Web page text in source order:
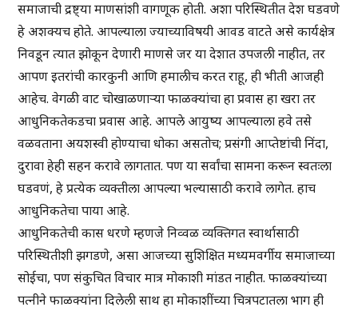
समाजाची द्रष्ट्या माणसांशी वागणूक होती. अशा परिस्थितीत देश घडवणे
हे अशक्यच होते. आपल्याला ज्याच्याविषयी आवड वाटते असे कार्यक्षेत्र
निवडून त्यात झोकून देणारी माणसे जर या देशात उपजली नाहीत, तर
आपण इतरांची कारकुनी आणि हमालीच करत राहू, ही भीती आजही
आहेच. वेगळी वाट चोखाळणाऱ्या फाळक्यांचा हा प्रवास हा खरा तर
आधुनिकतेकडचा प्रवास आहे. आपले आयुष्य आपल्याला हवे तसे
वळवताना अयशस्वी होण्याचा धोका असतोच; प्रसंगी आप्तेष्टांची निंदा,
दुरावा हेही सहन करावे लागतात. पण या सर्वांचा सामना करून स्वतःला
घडवणं, हे प्रत्येक व्यक्तीला आपल्या भल्यासाठी करावे लागेत. हाच
आधुनिकतेचा पाया आहे.
आधुनिकतेची कास धरणे म्हणजे निव्वळ व्यक्तिगत स्वार्थासाठी
परिस्थितीशी झगडणे, असा आजच्या सुशिक्षित मध्यमवर्गीय समाजाच्या
सोईचा, पण संकुचित विचार मात्र मोकाशी मांडत नाहीत. फाळक्यांच्या
पत्नीने फाळक्यांना दिलेली साथ हा मोकाशींच्या चित्रपटातला भाग ही